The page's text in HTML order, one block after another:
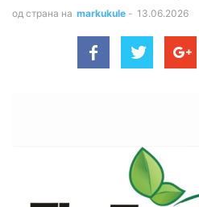
од страна на markukule - 13.06.2026